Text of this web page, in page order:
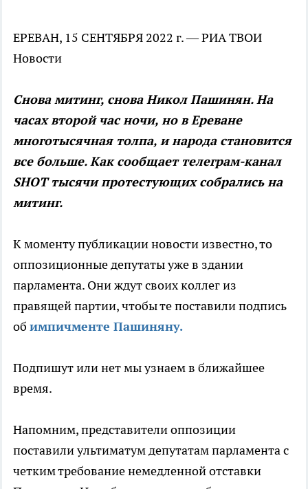
ЕРЕВАН, 15 СЕНТЯБРЯ 2022 г. — РИА ТВОИ
Новости
Снова митинг, снова Никол Пашинян. На
часах второй час ночи, но в Ереване
многотысячная толпа, и народа становится
все больше. Как сообщает телеграм-канал
SHOT тысячи протестующих собрались на
митинг.
К моменту публикации новости известно, то
оппозиционные депутаты уже в здании
парламента. Они ждут своих коллег из
правящей партии, чтобы те поставили подпись
об импичменте Пашиняну.
Подпишут или нет мы узнаем в ближайшее
время.
Напомним, представители оппозиции
поставили ультиматум депутатам парламента с
четким требование немедленной отставки